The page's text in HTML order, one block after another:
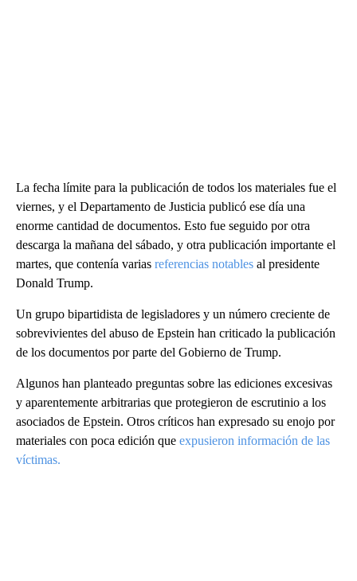
La fecha límite para la publicación de todos los materiales fue el
viernes, y el Departamento de Justicia publicó ese día una
enorme cantidad de documentos. Esto fue seguido por otra
descarga la mañana del sábado, y otra publicación importante el
martes, que contenía varias referencias notables al presidente
Donald Trump.
Un grupo bipartidista de legisladores y un número creciente de
sobrevivientes del abuso de Epstein han criticado la publicación
de los documentos por parte del Gobierno de Trump.
Algunos han planteado preguntas sobre las ediciones excesivas
y aparentemente arbitrarias que protegieron de escrutinio a los
asociados de Epstein. Otros críticos han expresado su enojo por
materiales con poca edición que expusieron información de las
víctimas.